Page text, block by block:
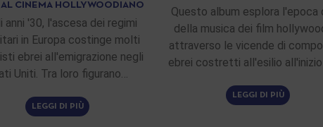
AL CINEMA HOLLYWOODIANO
anni '30, l'ascesa dei regimi
in Europa costinge molti
ebrei all'emigrazione negli
Uniti. Tra loro figurano…
LEGGI DI PIÙ
Questo album esplora l'epoca
della musica dei film
attraverso le vicende di
ebrei costretti all'esilio
LEGGI DI PIÙ